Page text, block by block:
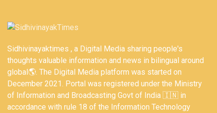
Sidhivinayaktimes , a Digital Media sharing people's
thoughts valuable information and news in bilingual around
global🌎. The Digital Media platform was started on
December 2021. Portal was registered under the Ministry
of Information and Broadcasting Govt of India 🇮🇳 in
accordance with rule 18 of the Information Technology